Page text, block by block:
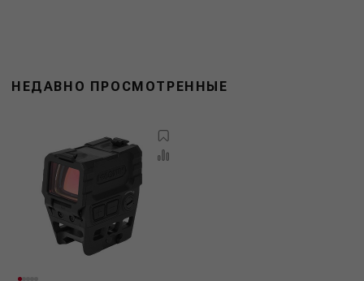
НЕДАВНО ПРОСМОТРЕННЫЕ